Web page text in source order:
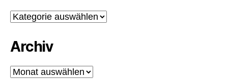
Kategorien
Archiv
Archiv